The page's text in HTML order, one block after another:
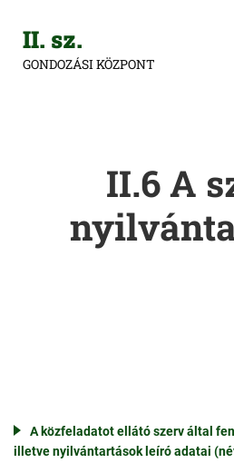
II. sz.
GONDOZÁSI KÖZPONT
II.6 A
A közfeladatot ellátó szerv által
illetve nyilvántartások leíró adatai